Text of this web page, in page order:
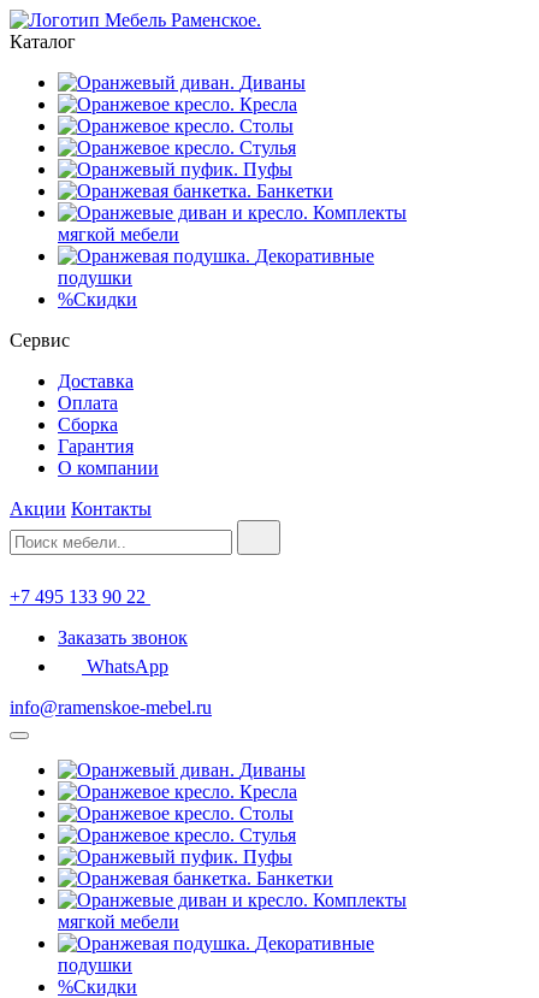
Каталог
Диваны
Кресла
Столы
Стулья
Пуфы
Банкетки
Комплекты
мягкой мебели
Декоративные
подушки
%Скидки
Сервис
Доставка
Оплата
Сборка
Гарантия
О компании
Акции Контакты
+7 495 133 90 22
Заказать звонок
WhatsApp
info@ramenskoe-mebel.ru
Диваны
Кресла
Столы
Стулья
Пуфы
Банкетки
Комплекты
мягкой мебели
Декоративные
подушки
%Скидки